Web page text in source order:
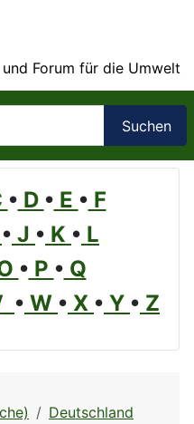
Forum für die Umwelt
Suchen
• D • E • F
• J • K • L
• P • Q
• W • X • Y • Z
Deutschland